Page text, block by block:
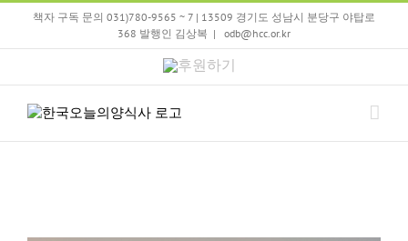
Skip
책자 구독 문의 031)780-9565 ~ 7 | 13509 경기도 성남시 분당구 야탑로
368 발행인 김상복 | odb@hcc.or.kr
후
기